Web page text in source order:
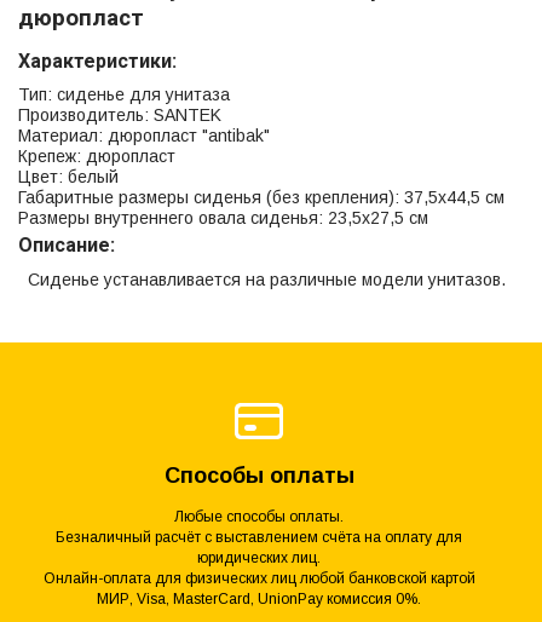
дюропласт
Характеристики:
Тип: сиденье для унитаза
Производитель: SANTEK
Материал: дюропласт "antibak"
Крепеж: дюропласт
Цвет: белый
Габаритные размеры сиденья (без крепления): 37,5х44,5 см
Размеры внутреннего овала сиденья: 23,5х27,5 см
Описание:
Сиденье устанавливается на различные модели унитазов.
Способы оплаты
Любые способы оплаты.
Безналичный расчёт с выставлением счёта на оплату для
юридических лиц.
Онлайн-оплата для физических лиц любой банковской картой
МИР, Visa, MasterCard, UnionPay комиссия 0%.